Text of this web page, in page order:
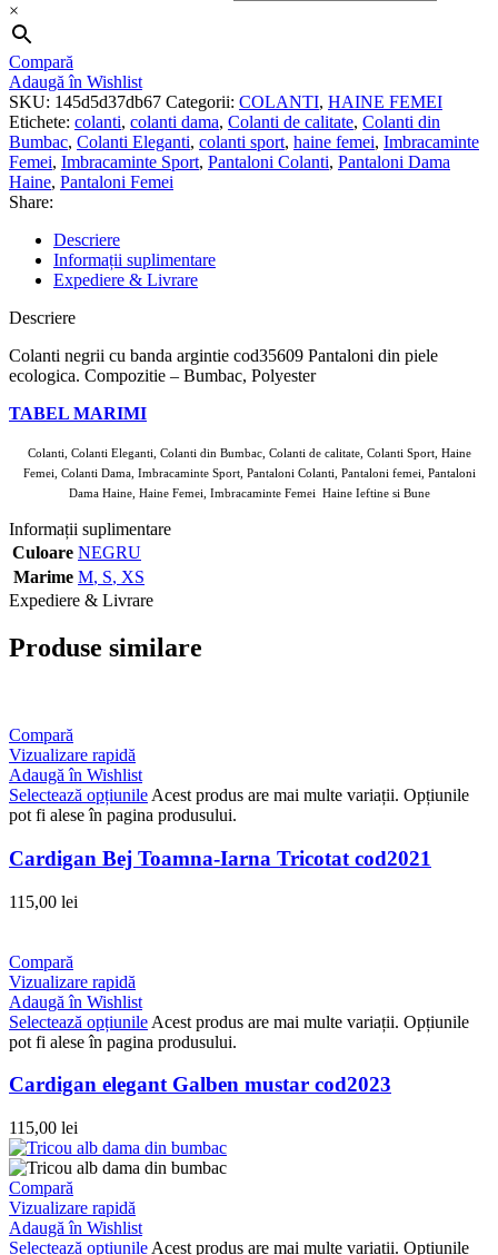
×
Compară
Adaugă în Wishlist
SKU: 145d5d37db67 Categorii: COLANTI, HAINE FEMEI
Etichete: colanti, colanti dama, Colanti de calitate, Colanti din
Bumbac, Colanti Eleganti, colanti sport, haine femei, Imbracaminte
Femei, Imbracaminte Sport, Pantaloni Colanti, Pantaloni Dama
Haine, Pantaloni Femei
Share:
Descriere
Informații suplimentare
Expediere & Livrare
Descriere
Colanti negrii cu banda argintie cod35609 Pantaloni din piele
ecologica. Compozitie – Bumbac, Polyester
TABEL MARIMI
Colanti, Colanti Eleganti, Colanti din Bumbac, Colanti de calitate, Colanti Sport, Haine
Femei, Colanti Dama, Imbracaminte Sport, Pantaloni Colanti, Pantaloni femei, Pantaloni
Dama Haine, Haine Femei, Imbracaminte Femei Haine Ieftine si Bune
Informații suplimentare
Culoare NEGRU
Marime M, S, XS
Expediere & Livrare
Produse similare
Compară
Vizualizare rapidă
Adaugă în Wishlist
Selectează opțiunile Acest produs are mai multe variații. Opțiunile
pot fi alese în pagina produsului.
Cardigan Bej Toamna-Iarna Tricotat cod2021
115,00 lei
Compară
Vizualizare rapidă
Adaugă în Wishlist
Selectează opțiunile Acest produs are mai multe variații. Opțiunile
pot fi alese în pagina produsului.
Cardigan elegant Galben mustar cod2023
115,00 lei
Compară
Vizualizare rapidă
Adaugă în Wishlist
Selectează opțiunile Acest produs are mai multe variații. Opțiunile